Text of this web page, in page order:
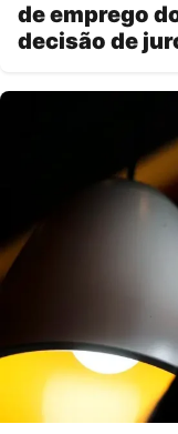
de emprego
decisão de